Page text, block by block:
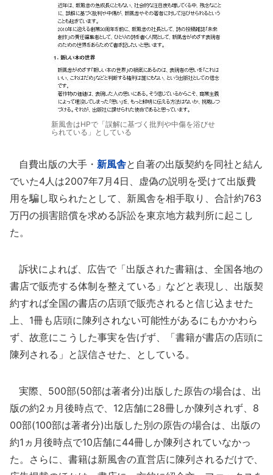
新風舎はHPで「誤解に基づく批判や中傷を浴びせ
られている」としている
自費出版の大手・ 新風舎と自著の出版契約を同社と結ん
でいた4人は2007年7月4日、虚偽の説明を受けて出版費
用を騙し取られたとして、新風舎を相手取り、合計約763
万円の損害賠償を求める訴訟を東京地方裁判所に起こし
た。
訴状によれば、広告で「出版された書籍は、全国各地の
書店で販売する体制を整えている」などと表現し、出版契
約すれば全国の書店の店頭で販売されると信じ込ませた
上、1冊も店頭に陳列されない可能性があるにもかかわら
ず、故意にこうした事実を告げず、「書籍が書店の店頭に
陳列される」と誤信させた、としている。
実際、500部(50部は著者分)出版した原告の場合は、出
版の約2ヵ月後時点で、12店舗に28冊しか陳列されず、8
00部(100部は著者分)出版した別の原告の場合は、出版の
約1ヵ月後時点で10店舗に44冊しか陳列されていなかっ
た。さらに、書籍は新風舎の直営店に陳列されるだけで、